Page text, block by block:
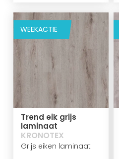
WEEKACTIE
Trend eik grijs
laminaat
KRONOTEX
Grijs eiken laminaat